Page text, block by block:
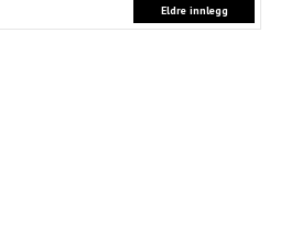
Eldre innlegg